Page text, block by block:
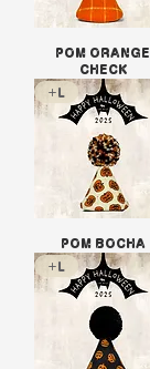
POM ORANGE
CHECK
+L
POM BOCHA
+L